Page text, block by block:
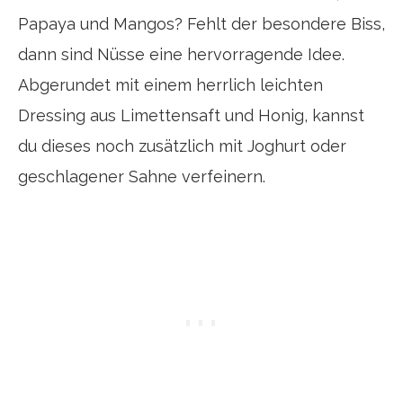
Papaya und Mangos? Fehlt der besondere Biss,
dann sind Nüsse eine hervorragende Idee.
Abgerundet mit einem herrlich leichten
Dressing aus Limettensaft und Honig, kannst
du dieses noch zusätzlich mit Joghurt oder
geschlagener Sahne verfeinern.